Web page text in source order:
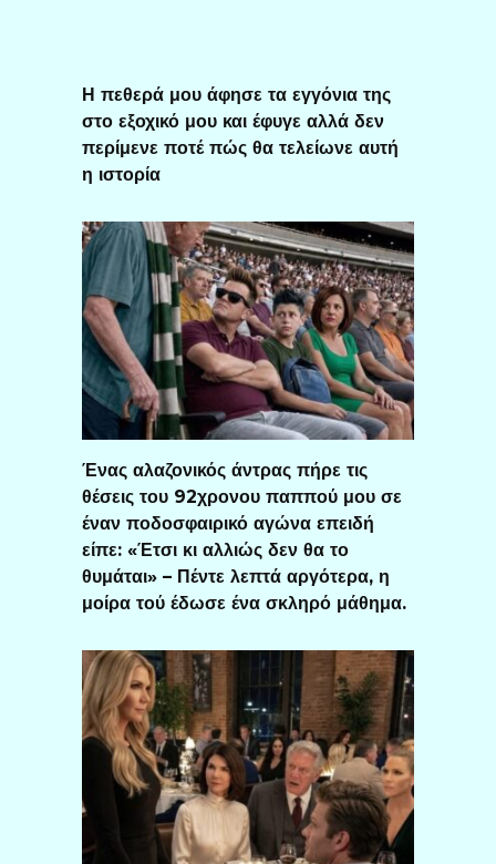
Η πεθερά μου άφησε τα εγγόνια της
στο εξοχικό μου και έφυγε αλλά δεν
περίμενε ποτέ πώς θα τελείωνε αυτή
η ιστορία
Ένας αλαζονικός άντρας πήρε τις
θέσεις του 92χρονου παππού μου σε
έναν ποδοσφαιρικό αγώνα επειδή
είπε: «Έτσι κι αλλιώς δεν θα το
θυμάται» – Πέντε λεπτά αργότερα, η
μοίρα τού έδωσε ένα σκληρό μάθημα.